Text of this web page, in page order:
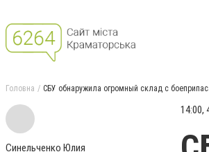
Головна СБУ обнаружила огромный склад с
Синельченко Юлия
14:00,